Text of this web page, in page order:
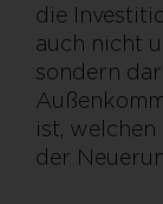
die
auch nicht
sondern
ist,
der